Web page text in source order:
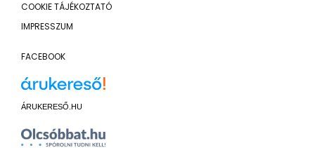
COOKIE TÁJÉKOZTATÓ
IMPRESSZUM
FACEBOOK
ÁRUKERESŐ.HU